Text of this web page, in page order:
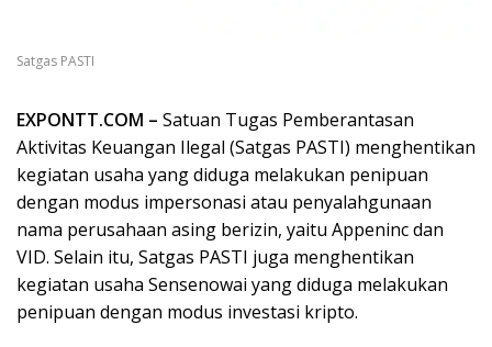
Satgas PASTI
EXPONTT.COM – Satuan Tugas Pemberantasan
Aktivitas Keuangan Ilegal (Satgas PASTI) menghentikan
kegiatan usaha yang diduga melakukan penipuan
dengan modus impersonasi atau penyalahgunaan
nama perusahaan asing berizin, yaitu Appeninc dan
VID. Selain itu, Satgas PASTI juga menghentikan
kegiatan usaha Sensenowai yang diduga melakukan
penipuan dengan modus investasi kripto.